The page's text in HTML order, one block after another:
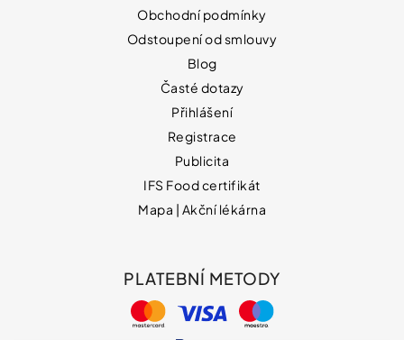
Obchodní podmínky
Odstoupení od smlouvy
Blog
Časté dotazy
Přihlášení
Registrace
Publicita
IFS Food certifikát
Mapa | Akční lékárna
PLATEBNÍ METODY